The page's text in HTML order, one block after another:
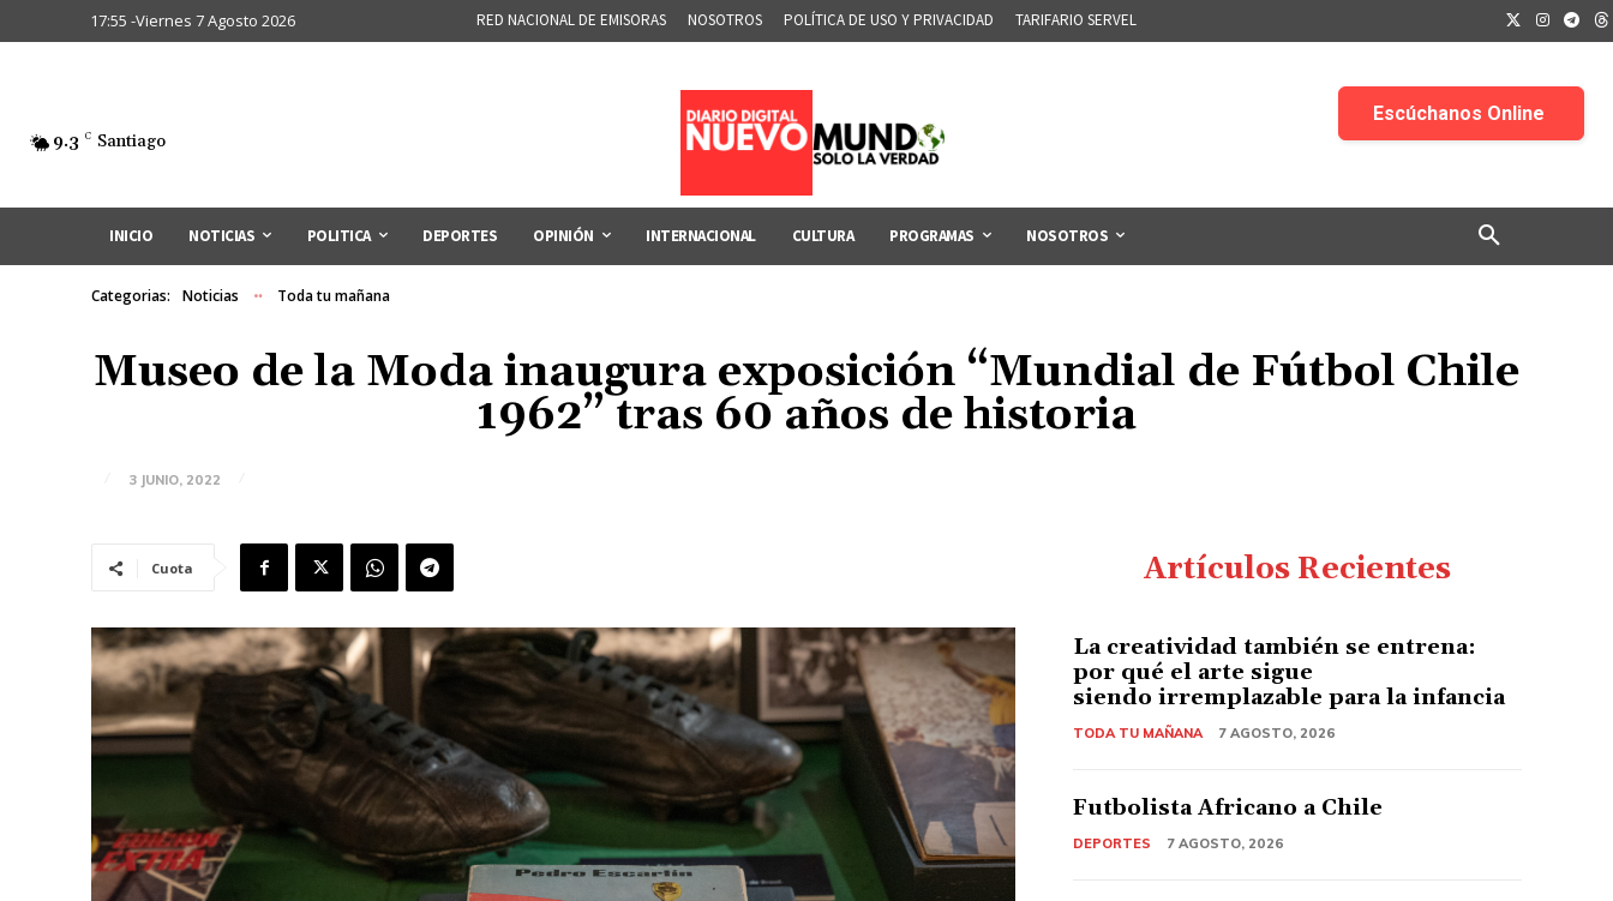
17:55 -Viernes 7 Agosto 2026 RED NACIONAL DE EMISORAS NOSOTROS POLÍTICA DE USO Y PRIVACIDAD TARIFARIO SERVEL
9.3 C Santiago
INICIO NOTICIAS POLITICA DEPORTES OPINIÓN INTERNACIONAL CULTURA PROGRAMAS NOSOTROS
Categorias: Noticias Toda tu mañana
Museo de la Moda inaugura exposición “Mundial de Fútbol Chile
1962” tras 60 años de historia
3 JUNIO, 2022
Cuota Artículos Recientes
La creatividad también se entrena:
por qué el arte sigue
siendo irremplazable para la infancia
TODA TU MAÑANA 7 AGOSTO, 2026
Futbolista Africano a Chile
DEPORTES 7 AGOSTO, 2026